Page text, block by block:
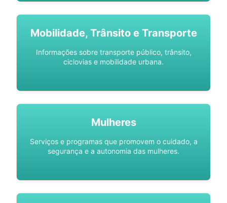
Mobilidade, Trânsito e Transporte
Informações sobre transporte público, trânsito,
ciclovias e mobilidade urbana.
Mulheres
Serviços e programas que promovem o cuidado, a
segurança e a autonomia das mulheres.